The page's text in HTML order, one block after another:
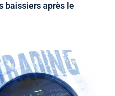
baissiers après le